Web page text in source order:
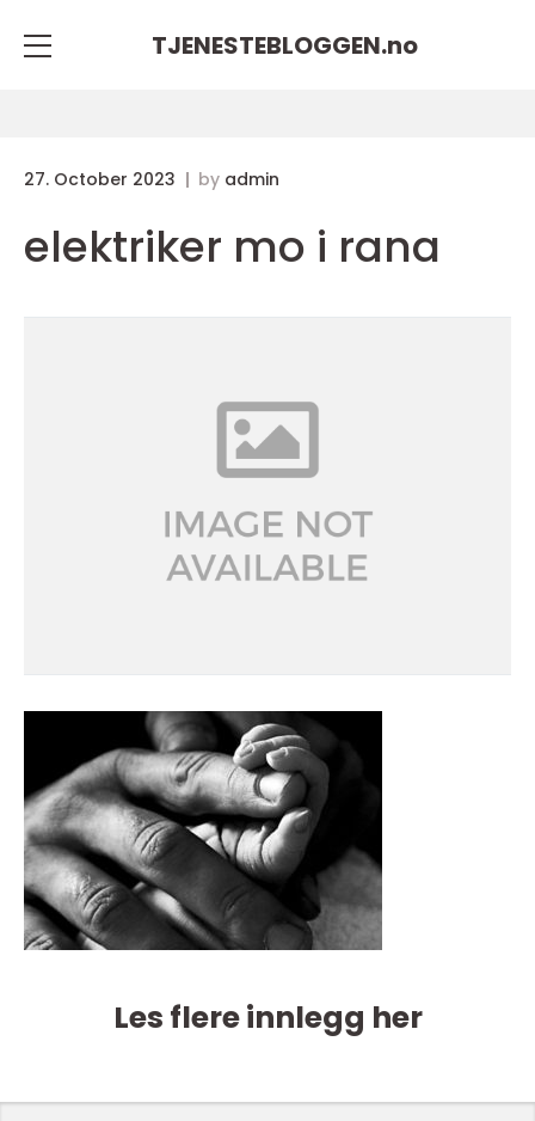
TJENESTEBLOGGEN.no
27. October 2023 by admin
elektriker mo i rana
Les flere innlegg her